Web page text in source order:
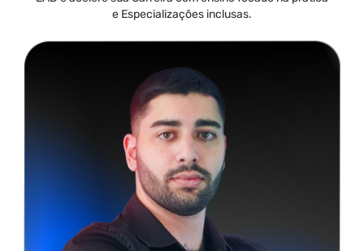
e Especializações inclusas.